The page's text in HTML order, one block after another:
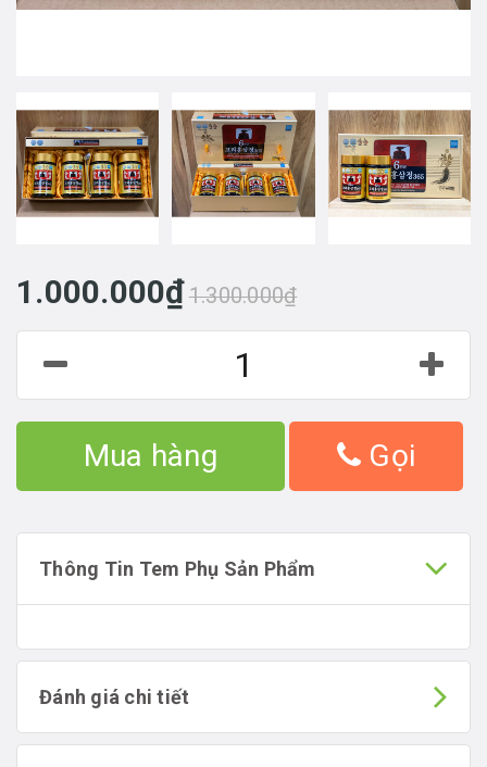
1.000.000₫1.300.000₫
Mua hàng Gọi
Thông Tin Tem Phụ Sản Phẩm
Đánh giá chi tiết